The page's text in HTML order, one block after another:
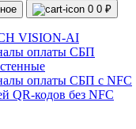
0 0 ₽
VISION-AI
оплаты СБП
оплаты СБП с NFC
QR-кодов без NFC